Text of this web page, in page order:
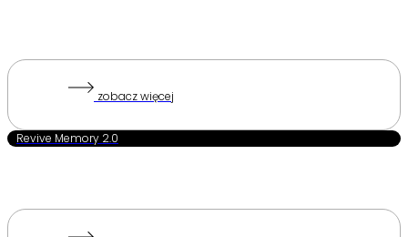
zobacz więcej
Revive Memory 2.0